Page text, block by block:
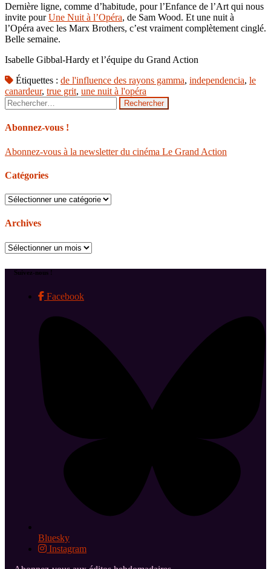
Dernière ligne, comme d’habitude, pour l’Enfance de l’Art qui nous
invite pourUne Nuit à l’Opéra, de Sam Wood. Et une nuit à
l’Opéra avec les Marx Brothers, c’est vraiment complètement cinglé.
Belle semaine.
Isabelle Gibbal-Hardy et l’équipe du Grand Action
Étiquettes : de l'influence des rayons gamma, independencia, le
canardeur, true grit, une nuit à l'opéra
Rechercher :
Abonnez-vous !
Abonnez-vous à la newsletter du cinéma Le Grand Action
Catégories
Catégories
Archives
Archives
Suivez-nous !
Facebook
Bluesky
Instagram